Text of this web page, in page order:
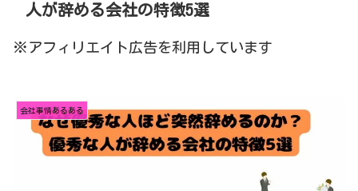
人が辞める会社の特徴5選
※アフィリエイト広告を利用しています
会社事情あるある